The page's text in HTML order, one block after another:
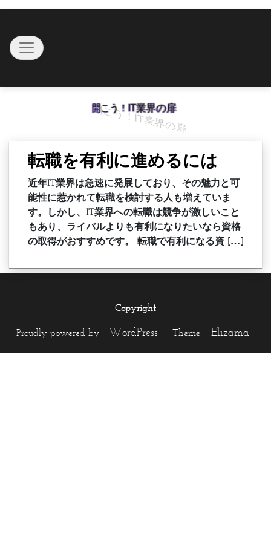
contentToggle navigation
開こう！IT業界の扉
転職を有利に進めるには
近年IT業界は急速に発展しており、その魅力と可
能性に惹かれて転職を検討する人も増えていま
す。しかし、IT業界への転職は競争が激しいこと
もあり、ライバルよりも有利になりたいなら資格
の取得がおすすめです。 転職で有利になる資 […]
Copyright
Proudly powered by WordPress | Theme: Elizama